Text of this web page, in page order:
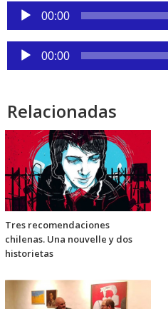
Reproductor
de
audio
00:00
Reproductor
de
00:00
Relacionadas
Tres recomendaciones
chilenas. Una nouvelle y dos
historietas